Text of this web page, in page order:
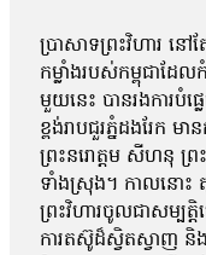
ប្រាសាទព្រះវិហារ ន
កម្លាំងរបស់កម្ពុជាដែ
មួយនេះ បានរងការបំផ្
ខ្ពង់រាបជួរភ្នំដងរែក
ព្រះនរោត្តម សីហនុ ព្រ
ទាំងស្រុង។ កាលនោះ តុ
ព្រះវិហារចូលជាសម្បត្
ការតស៊ូដ៏ស្វិតស្វាញ និ